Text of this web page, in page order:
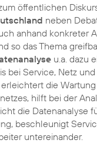
öffentlichen
neben
anhand konkreter
so das Thema
u.a. dazu
bei Service, Netz
erleichtert die
hilft bei der
die Datenanalyse
beschleunigt
untereinander.